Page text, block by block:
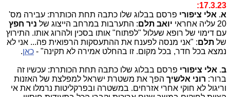
17.3.23:
א. אלי ציפורי פרסם בבלוג שלו כתבה תחת הכותרת: עבירה מס'
20 עליה אחראי
יואב תלם: התערבות במרחב הייצוג של ניר חפץ
עם דימוי של רופא שעלול "לפתוח" אותו בסכין ולהרוג אותו. התירוץ
של תלם: "אני מנסה לפענח את ההתעסקות הרפואית פה... אני לא
נמצא בכל חדר, בכל מקום. זו בהחלט אמירה לא תקינה" - כאן.
ב. אלי ציפורי פרסם בבלוג שלו כתבה תחת הכותרת: עכשיו זה
ברור: רוני אלשיך הפך את משטרת ישראל למפלצת של האזנות
וריגול לא חוקי אחרי אזרחים. במשטרה ובפרקליטות נרמלו את אי